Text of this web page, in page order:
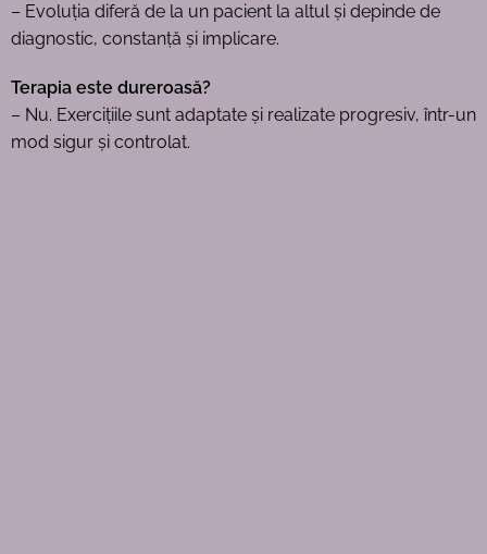
– Evoluția diferă de la un pacient la altul și depinde de
diagnostic, constanță și implicare.
Terapia este dureroasă?
– Nu. Exercițiile sunt adaptate și realizate progresiv, într-un
mod sigur și controlat.